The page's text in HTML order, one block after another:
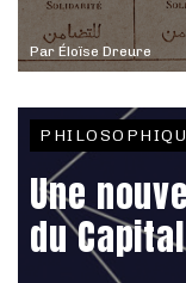
Par Éloïse Dreure
Une
du Capital